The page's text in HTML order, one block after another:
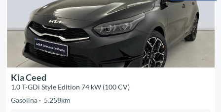
Kia Ceed
1.0 T-GDi Style Edition 74 kW (100 CV)
Gasolina
5.258km